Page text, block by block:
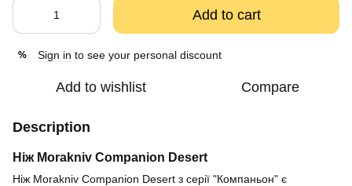
Add to cart
% Sign in to see your personal discount
Add to wishlist Compare
Description
Ніж Morakniv Companion Desert
Ніж Morakniv Companion Desert з серії "Компаньон" є